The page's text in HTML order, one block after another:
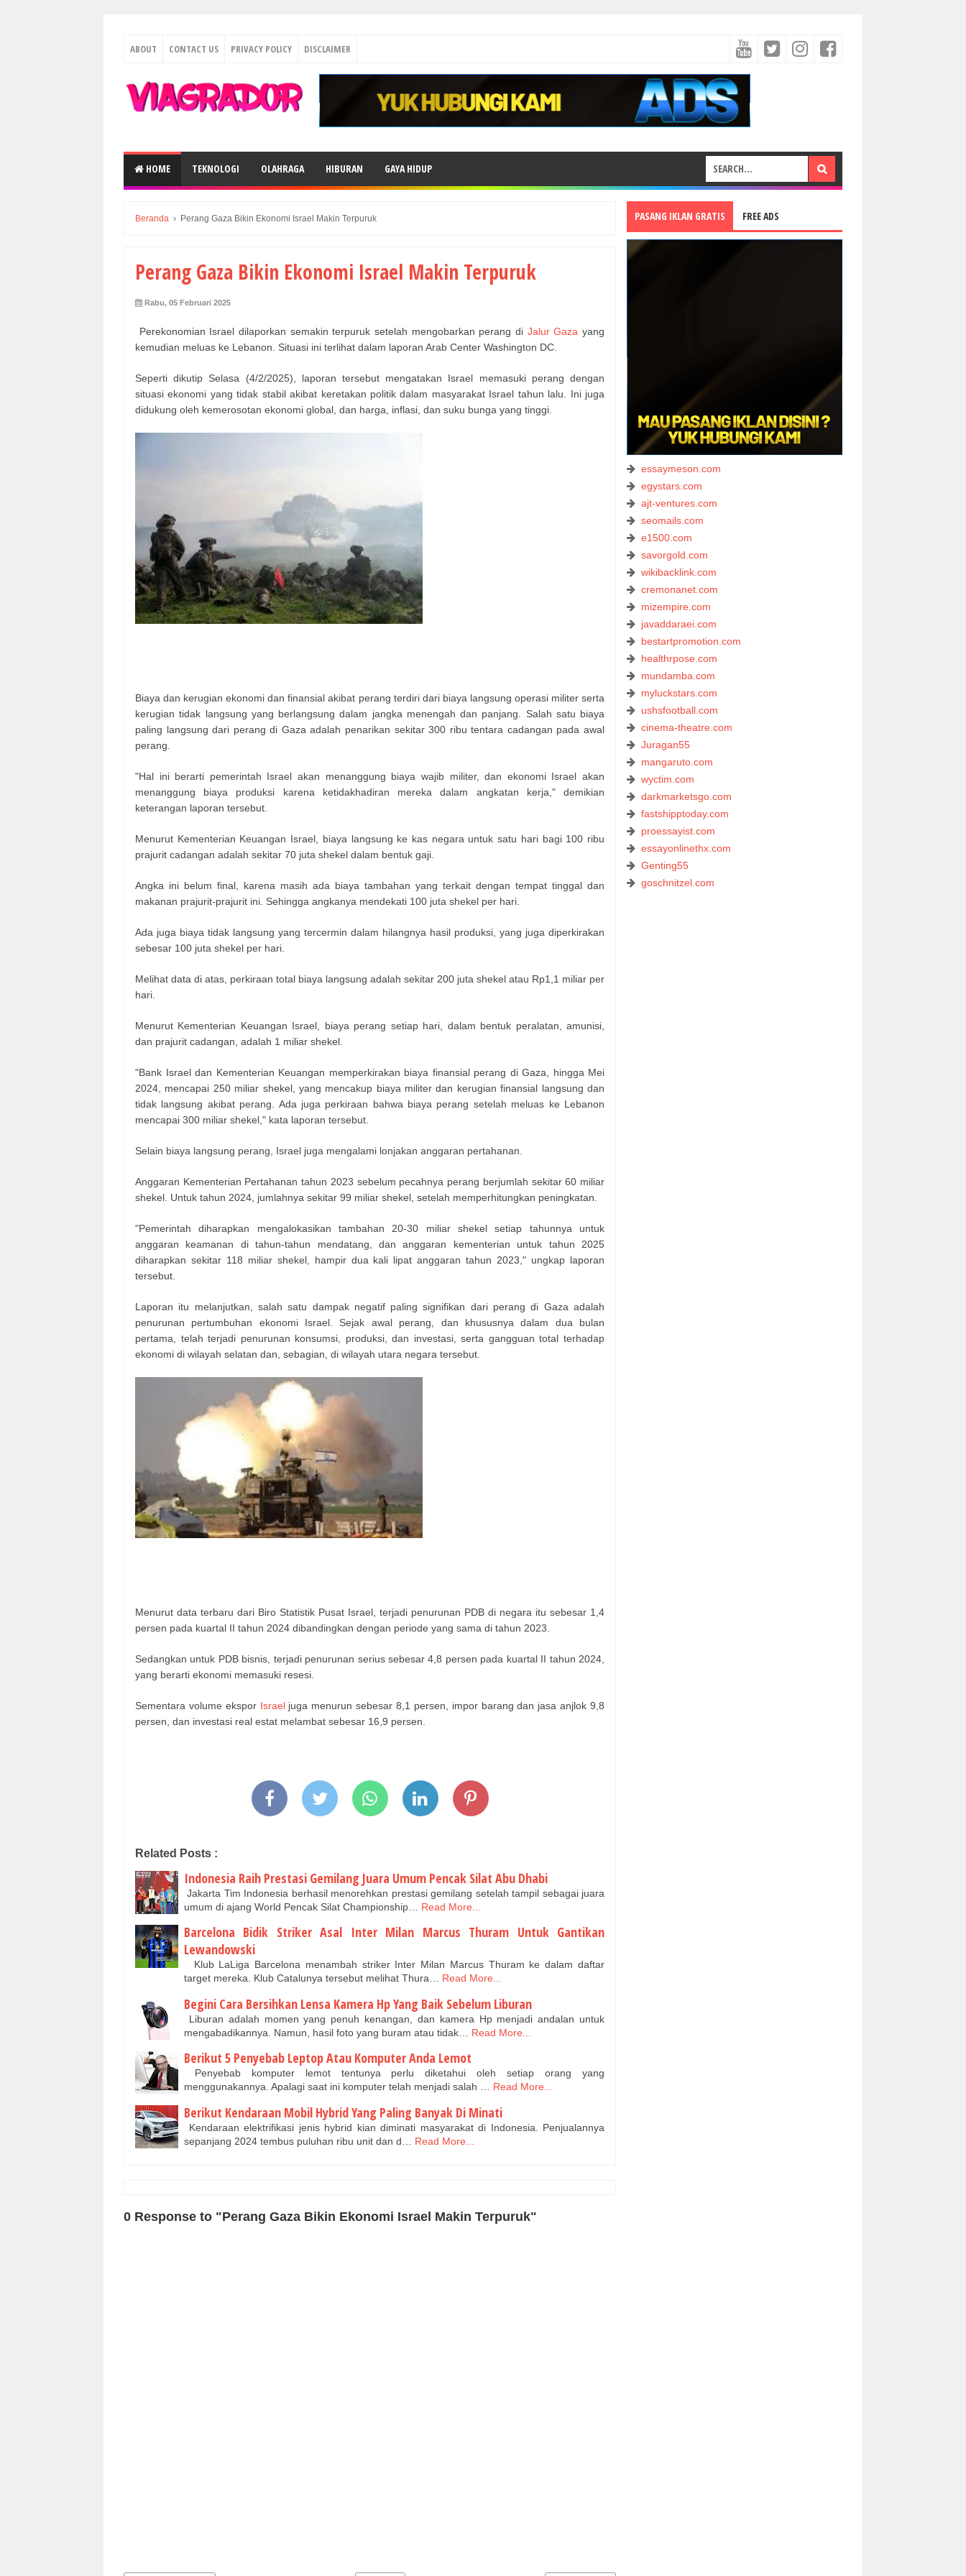
ABOUT CONTACT US PRIVACY POLICY DISCLAIMER
HOME TEKNOLOGI OLAHRAGA HIBURAN GAYA HIDUP
Beranda › Perang Gaza Bikin Ekonomi Israel Makin Terpuruk
Perang Gaza Bikin Ekonomi Israel Makin Terpuruk
Rabu, 05 Februari 2025
Perekonomian Israel dilaporkan semakin terpuruk setelah mengobarkan perang di Jalur Gaza yang
kemudian meluas ke Lebanon. Situasi ini terlihat dalam laporan Arab Center Washington DC.
Seperti dikutip Selasa (4/2/2025), laporan tersebut mengatakan Israel memasuki perang dengan
situasi ekonomi yang tidak stabil akibat keretakan politik dalam masyarakat Israel tahun lalu. Ini juga
didukung oleh kemerosotan ekonomi global, dan harga, inflasi, dan suku bunga yang tinggi.
Biaya dan kerugian ekonomi dan finansial akibat perang terdiri dari biaya langsung operasi militer serta
kerugian tidak langsung yang berlangsung dalam jangka menengah dan panjang. Salah satu biaya
paling langsung dari perang di Gaza adalah penarikan sekitar 300 ribu tentara cadangan pada awal
perang.
"Hal ini berarti pemerintah Israel akan menanggung biaya wajib militer, dan ekonomi Israel akan
menanggung biaya produksi karena ketidakhadiran mereka dalam angkatan kerja," demikian
keterangan laporan tersebut.
Menurut Kementerian Keuangan Israel, biaya langsung ke kas negara untuk satu hari bagi 100 ribu
prajurit cadangan adalah sekitar 70 juta shekel dalam bentuk gaji.
Angka ini belum final, karena masih ada biaya tambahan yang terkait dengan tempat tinggal dan
makanan prajurit-prajurit ini. Sehingga angkanya mendekati 100 juta shekel per hari.
Ada juga biaya tidak langsung yang tercermin dalam hilangnya hasil produksi, yang juga diperkirakan
sebesar 100 juta shekel per hari.
Melihat data di atas, perkiraan total biaya langsung adalah sekitar 200 juta shekel atau Rp1,1 miliar per
hari.
Menurut Kementerian Keuangan Israel, biaya perang setiap hari, dalam bentuk peralatan, amunisi,
dan prajurit cadangan, adalah 1 miliar shekel.
"Bank Israel dan Kementerian Keuangan memperkirakan biaya finansial perang di Gaza, hingga Mei
2024, mencapai 250 miliar shekel, yang mencakup biaya militer dan kerugian finansial langsung dan
tidak langsung akibat perang. Ada juga perkiraan bahwa biaya perang setelah meluas ke Lebanon
mencapai 300 miliar shekel," kata laporan tersebut.
Selain biaya langsung perang, Israel juga mengalami lonjakan anggaran pertahanan.
Anggaran Kementerian Pertahanan tahun 2023 sebelum pecahnya perang berjumlah sekitar 60 miliar
shekel. Untuk tahun 2024, jumlahnya sekitar 99 miliar shekel, setelah memperhitungkan peningkatan.
"Pemerintah diharapkan mengalokasikan tambahan 20-30 miliar shekel setiap tahunnya untuk
anggaran keamanan di tahun-tahun mendatang, dan anggaran kementerian untuk tahun 2025
diharapkan sekitar 118 miliar shekel, hampir dua kali lipat anggaran tahun 2023," ungkap laporan
tersebut.
Laporan itu melanjutkan, salah satu dampak negatif paling signifikan dari perang di Gaza adalah
penurunan pertumbuhan ekonomi Israel. Sejak awal perang, dan khususnya dalam dua bulan
pertama, telah terjadi penurunan konsumsi, produksi, dan investasi, serta gangguan total terhadap
ekonomi di wilayah selatan dan, sebagian, di wilayah utara negara tersebut.
Menurut data terbaru dari Biro Statistik Pusat Israel, terjadi penurunan PDB di negara itu sebesar 1,4
persen pada kuartal II tahun 2024 dibandingkan dengan periode yang sama di tahun 2023.
Sedangkan untuk PDB bisnis, terjadi penurunan serius sebesar 4,8 persen pada kuartal II tahun 2024,
yang berarti ekonomi memasuki resesi.
Sementara volume ekspor Israeljuga menurun sebesar 8,1 persen, impor barang dan jasa anjlok 9,8
persen, dan investasi real estat melambat sebesar 16,9 persen.
Related Posts :
Indonesia Raih Prestasi Gemilang Juara Umum Pencak Silat Abu Dhabi
Jakarta Tim Indonesia berhasil menorehkan prestasi gemilang setelah tampil sebagai juara
umum di ajang World Pencak Silat Championship…
Read More...
Barcelona Bidik Striker Asal Inter Milan Marcus Thuram Untuk Gantikan
Lewandowski
Klub LaLiga Barcelona menambah striker Inter Milan Marcus Thuram ke dalam daftar
target mereka. Klub Catalunya tersebut melihat Thura… Read More...
Begini Cara Bersihkan Lensa Kamera Hp Yang Baik Sebelum Liburan
Liburan adalah momen yang penuh kenangan, dan kamera Hp menjadi andalan untuk
mengabadikannya. Namun, hasil foto yang buram atau tidak…
Read More...
Berikut 5 Penyebab Leptop Atau Komputer Anda Lemot
Penyebab komputer lemot tentunya perlu diketahui oleh setiap orang yang
menggunakannya. Apalagi saat ini komputer telah menjadi salah … Read More...
Berikut Kendaraan Mobil Hybrid Yang Paling Banyak Di Minati
Kendaraan elektrifikasi jenis hybrid kian diminati masyarakat di Indonesia. Penjualannya
sepanjang 2024 tembus puluhan ribu unit dan d…
Read More...
0 Response to "Perang Gaza Bikin Ekonomi Israel Makin Terpuruk"
PASANG IKLAN GRATIS FREE ADS
essaymeson.com
egystars.com
ajt-ventures.com
seomails.com
e1500.com
savorgold.com
wikibacklink.com
cremonanet.com
mizempire.com
javaddaraei.com
bestartpromotion.com
healthrpose.com
mundamba.com
myluckstars.com
ushsfootball.com
cinema-theatre.com
Juragan55
mangaruto.com
wyctim.com
darkmarketsgo.com
fastshipptoday.com
proessayist.com
essayonlinethx.com
Genting55
goschnitzel.com